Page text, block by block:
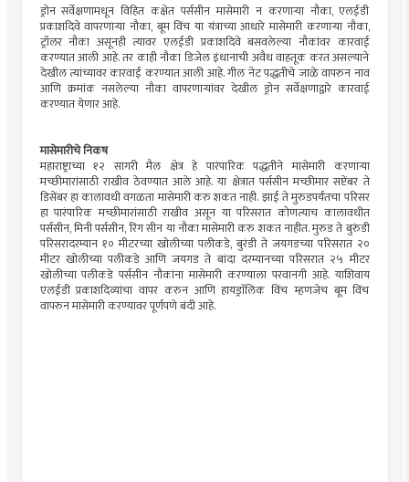
ड्रोन सर्वेक्षणामधून विहित कक्षेत पर्ससीन मासेमारी न करणाऱ्या नौका, एलईडी
प्रकाशदिवे वापरणाऱ्या नौका, बूम विंच या यंत्राच्या आधारे मासेमारी करणाऱ्या नौका,
ट्रॉलर नौका असूनही त्यावर एलईडी प्रकाशदिवे बसवलेल्या नौकांवर कारवाई
करण्यात आली आहे. तर काही नौका डिजेल इंधानाची अवैध वाहतूक करत असल्याने
देखील त्यांच्यावर कारवाई करण्यात आली आहे. गील नेट पद्धतीचे जाळे वापरुन नाव
आणि क्रमांक नसलेल्या नौका वापरणाऱ्यांवर देखील ड्रोन सर्वेक्षणाद्वारे कारवाई
करण्यात येणार आहे.
मासेमारीचे निकष
महाराष्ट्राच्या १२ सागरी मैल क्षेत्र हे पारंपारिक पद्धतीने मासेमारी करणाऱ्या
मच्छीमारांसाठी राखीव ठेवण्यात आले आहे. या क्षेत्रात पर्ससीन मच्छीमार सप्टेंबर ते
डिसेंबर हा कालावधी वगळता मासेमारी करु शकत नाही. झाई ते मुरुडपर्यंतचा परिसर
हा पारंपारिक मच्छीमारांसाठी राखीव असून या परिसरात कोणत्याच कालावधीत
पर्ससीन, मिनी पर्ससीन, रिंग सीन या नौका मासेमारी करु शकत नाहीत. मुरुड ते बुरुंडी
परिसरादरम्यान १० मीटरच्या खोलीच्या पलीकडे, बुरंडी ते जयगडच्या परिसरात २०
मीटर खोलीच्या पलीकडे आणि जयगड ते बांदा दरम्यानच्या परिसरात २५ मीटर
खोलीच्या पलीकडे पर्ससीन नौकांना मासेमारी करण्याला परवानगी आहे. याशिवाय
एलईडी प्रकाशदिव्यांचा वापर करुन आणि हायड्राॅलिक विंच म्हणजेच बूम विंच
वापरुन मासेमारी करण्यावर पूर्णपणे बंदी आहे.